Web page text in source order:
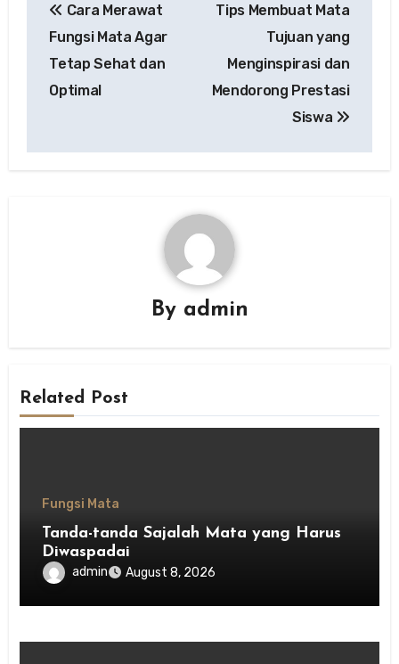
navigation
Cara Merawat
Fungsi Mata Agar
Tetap Sehat dan
Optimal
Tips Membuat Mata
Tujuan yang
Menginspirasi dan
Mendorong Prestasi
Siswa
By admin
Related Post
Fungsi Mata
Tanda-tanda Sajalah Mata yang Harus
Diwaspadai
admin August 8, 2026